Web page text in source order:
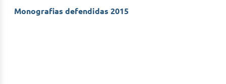
Monografias defendidas 2015